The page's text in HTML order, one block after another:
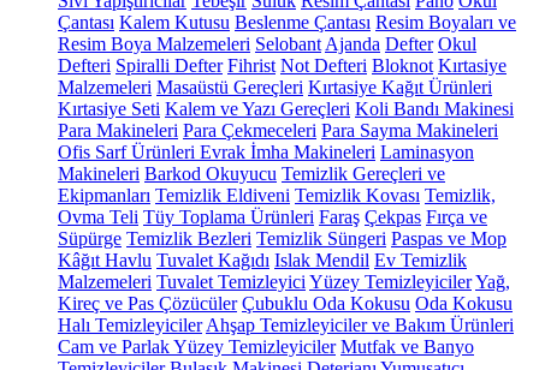
Çantası Kalem Kutusu Beslenme Çantası Resim Boyaları ve
Resim Boya Malzemeleri Selobant Ajanda Defter Okul
Defteri Spiralli Defter Fihrist Not Defteri Bloknot Kırtasiye
Malzemeleri Masaüstü Gereçleri Kırtasiye Kağıt Ürünleri
Kırtasiye Seti Kalem ve Yazı Gereçleri Koli Bandı Makinesi
Para Makineleri Para Çekmeceleri Para Sayma Makineleri
Ofis Sarf Ürünleri Evrak İmha Makineleri Laminasyon
Makineleri Barkod Okuyucu Temizlik Gereçleri ve
Ekipmanları Temizlik Eldiveni Temizlik Kovası Temizlik,
Ovma Teli Tüy Toplama Ürünleri Faraş Çekpas Fırça ve
Süpürge Temizlik Bezleri Temizlik Süngeri Paspas ve Mop
Kâğıt Havlu Tuvalet Kağıdı Islak Mendil Ev Temizlik
Malzemeleri Tuvalet Temizleyici Yüzey TemizleyicilerYağ,
Kireç ve Pas Çözücüler Çubuklu Oda Kokusu Oda Kokusu
Halı Temizleyiciler Ahşap Temizleyiciler ve Bakım Ürünleri
Cam ve Parlak Yüzey Temizleyiciler Mutfak ve Banyo